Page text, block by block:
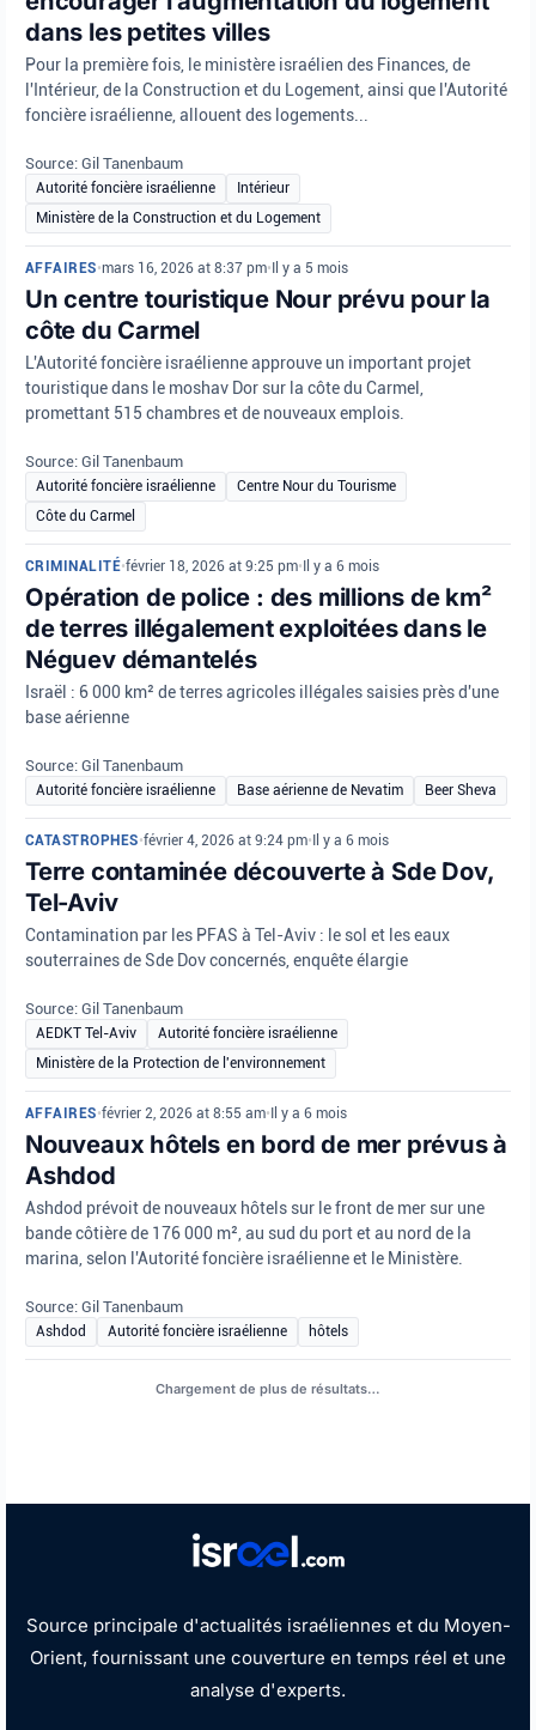
dans les petites villes
Pour la première fois, le ministère israélien des Finances, de
l'Intérieur, de la Construction et du Logement, ainsi que l'Autorité
foncière israélienne, allouent des logements...
Source: Gil Tanenbaum
Autorité foncière israélienne
Intérieur
Ministère de la Construction et du Logement
AFFAIRES•mars 16, 2026 at 8:37 pm• Il y a 5 mois
Un centre touristique Nour prévu pour la
côte du Carmel
L'Autorité foncière israélienne approuve un important projet
touristique dans le moshav Dor sur la côte du Carmel,
promettant 515 chambres et de nouveaux emplois.
Source: Gil Tanenbaum
Autorité foncière israélienne
Centre Nour du Tourisme
Côte du Carmel
CRIMINALITÉ•février 18, 2026 at 9:25 pm• Il y a 6 mois
Opération de police : des millions de km²
de terres illégalement exploitées dans le
Néguev démantelés
Israël : 6 000 km² de terres agricoles illégales saisies près d'une
base aérienne
Source: Gil Tanenbaum
Autorité foncière israélienne Base aérienne de Nevatim Beer Sheva
CATASTROPHES•février 4, 2026 at 9:24 pm• Il y a 6 mois
Terre contaminée découverte à Sde Dov,
Tel-Aviv
Contamination par les PFAS à Tel-Aviv : le sol et les eaux
souterraines de Sde Dov concernés, enquête élargie
Source: Gil Tanenbaum
AEDKT Tel-Aviv
Autorité foncière israélienne
Ministère de la Protection de l'environnement
AFFAIRES•février 2, 2026 at 8:55 am• Il y a 6 mois
Nouveaux hôtels en bord de mer prévus à
Ashdod
Ashdod prévoit de nouveaux hôtels sur le front de mer sur une
bande côtière de 176 000 m², au sud du port et au nord de la
marina, selon l'Autorité foncière israélienne et le Ministère.
Source: Gil Tanenbaum
Ashdod Autorité foncière israélienne hôtels
AFFAIRES JURIDIQUES août 6, 2026 at 6:24 pm Il y a 3 jours
est celui d’Eldar Dayan, que son âme
repose en paix.
La police israélienne confirme la découverte du corps d'Eldar
cadre d'une enquête en cours.
Source: Police israélienne
Eldar Dayan Police israélienne